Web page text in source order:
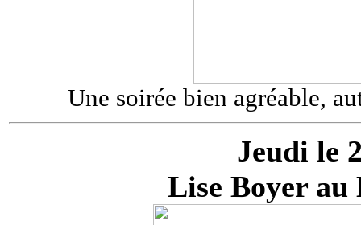
Une soirée bien agréable,
Jeudi le
Lise Boyer